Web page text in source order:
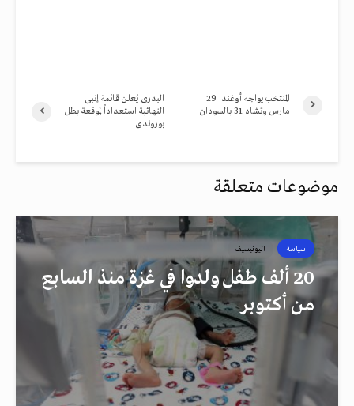
البدرى يُعلن قائمة إنبى
النهائية استعداداً لموقعة بطل
بوروندى
المنتخب يواجه أوغندا 29
مارس وتشاد 31 بالسودان
موضوعات متعلقة
سياسة اليونيسيف
20 ألف طفل ولدوا في غزة منذ السابع
من أكتوبر